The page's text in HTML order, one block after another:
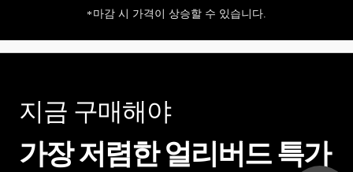
마감 시 가격이 상승할 수 있습니다.
지금 구매해야
가장 저렴한 얼리버드 특가